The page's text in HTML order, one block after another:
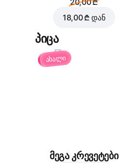
18,00 ₾ დან
პიცა
ახალი
მეგა კრევეტები